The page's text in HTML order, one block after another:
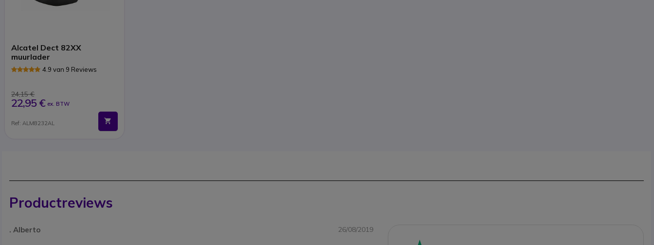
Alcatel Dect 82XX
muurlader
4.9 van 9 Reviews
24,15 €
22,95 € ex. BTW
Ref: ALM8232AL
Productreviews
. Alberto 26/08/2019